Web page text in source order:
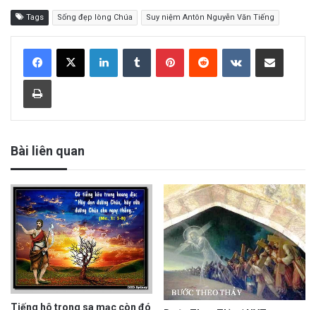
Tags Sống đẹp lòng Chúa Suy niệm Antôn Nguyễn Văn Tiếng
Bài liên quan
Tiếng hô trong sa mạc còn đó